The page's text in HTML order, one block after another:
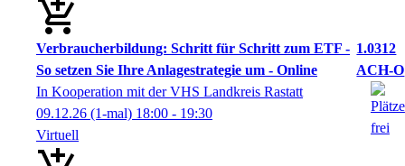
Verbraucherbildung: Schritt für Schritt zum ETF -
So setzen Sie Ihre Anlagestrategie um - Online
1.0312
ACH-O
In Kooperation mit der VHS Landkreis Rastatt
09.12.26 (1-mal) 18:00 - 19:30
Virtuell